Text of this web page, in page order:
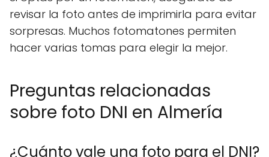
revisar la foto antes de imprimirla para evitar
sorpresas. Muchos fotomatones permiten
hacer varias tomas para elegir la mejor.
Preguntas relacionadas
sobre foto DNI en Almería
¿Cuánto vale una foto para el DNI?